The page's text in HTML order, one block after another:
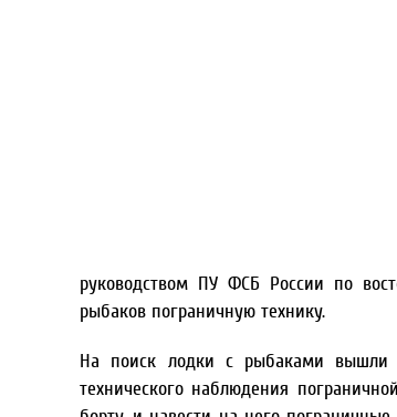
руководством ПУ ФСБ России по
рыбаков пограничную технику.
На поиск лодки с рыбаками вышли
технического наблюдения